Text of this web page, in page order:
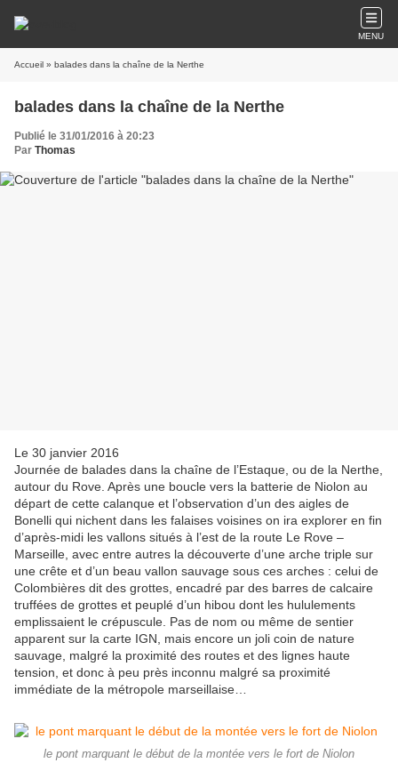
MENU
Accueil » balades dans la chaîne de la Nerthe
balades dans la chaîne de la Nerthe
Publié le 31/01/2016 à 20:23
Par Thomas
Le 30 janvier 2016
Journée de balades dans la chaîne de l’Estaque, ou de la Nerthe,
autour du Rove. Après une boucle vers la batterie de Niolon au
départ de cette calanque et l’observation d’un des aigles de
Bonelli qui nichent dans les falaises voisines on ira explorer en fin
d’après-midi les vallons situés à l’est de la route Le Rove –
Marseille, avec entre autres la découverte d’une arche triple sur
une crête et d’un beau vallon sauvage sous ces arches : celui de
Colombières dit des grottes, encadré par des barres de calcaire
truffées de grottes et peuplé d’un hibou dont les hululements
emplissaient le crépuscule. Pas de nom ou même de sentier
apparent sur la carte IGN, mais encore un joli coin de nature
sauvage, malgré la proximité des routes et des lignes haute
tension, et donc à peu près inconnu malgré sa proximité
immédiate de la métropole marseillaise…
le pont marquant le début de la montée vers le fort de Niolon